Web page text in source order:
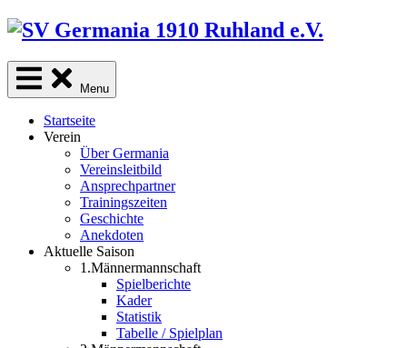
Skip
content
Menu
Startseite
Verein
Über Germania
Vereinsleitbild
Ansprechpartner
Trainingszeiten
Geschichte
Anekdoten
Aktuelle Saison
1.Männermannschaft
Spielberichte
Kader
Statistik
Tabelle / Spielplan